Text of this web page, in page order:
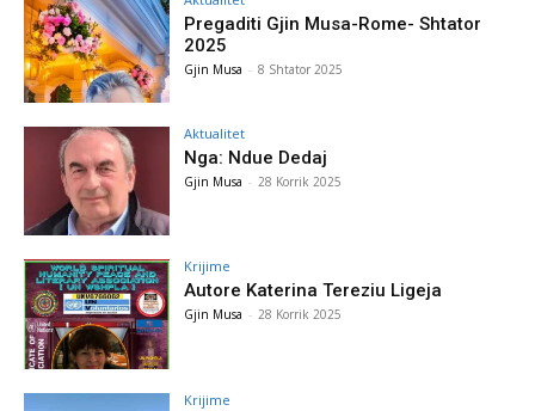
Pregaditi Gjin Musa-Rome- Shtator
2025
Gjin Musa - 8 Shtator 2025
Aktualitet
Nga: Ndue Dedaj
Gjin Musa - 28 Korrik 2025
Krijime
Autore Katerina Tereziu Ligeja
Gjin Musa - 28 Korrik 2025
Krijime